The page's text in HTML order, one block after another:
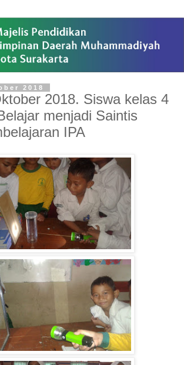
2018
2018. Siswa kelas 4
menjadi Saintis
IPA